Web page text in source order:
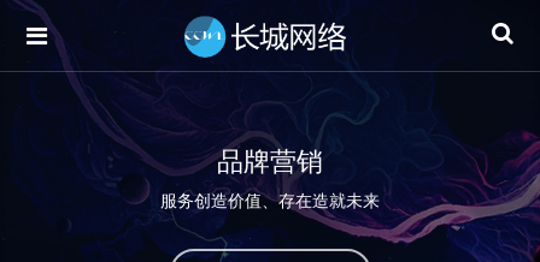
品牌营销
服务创造价值、存在造就未来